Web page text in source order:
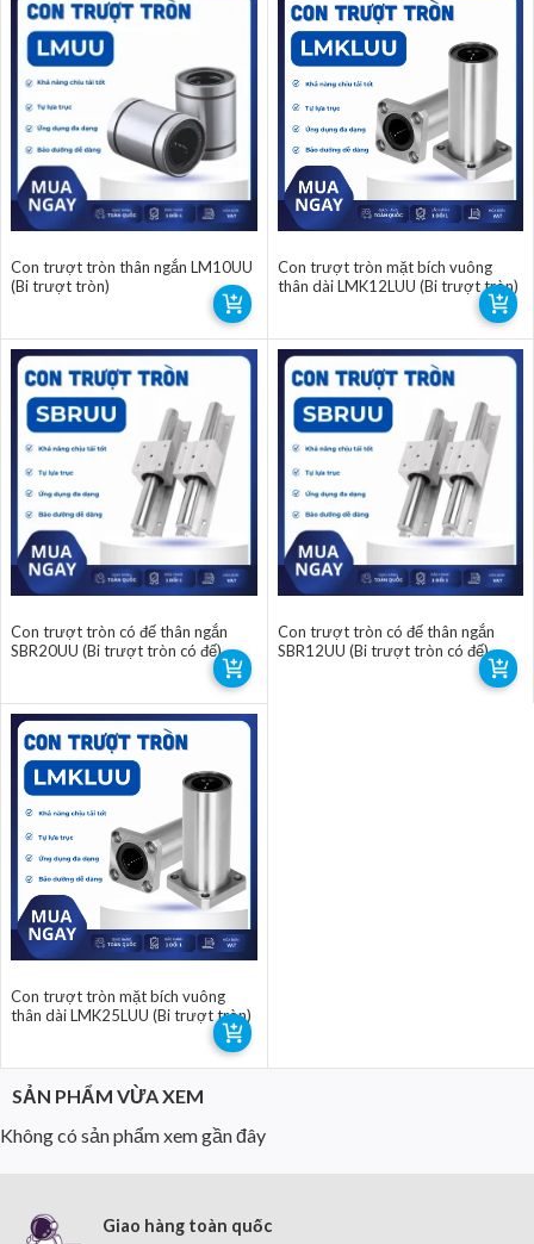
Con trượt tròn thân ngắn LM10UU
(Bi trượt tròn)
Con trượt tròn mặt bích vuông
thân dài LMK12LUU (Bi trượt tròn)
Con trượt tròn có đế thân ngắn
SBR20UU (Bi trượt tròn có đế)
Con trượt tròn có đế thân ngắn
SBR12UU (Bi trượt tròn có đế)
Con trượt tròn mặt bích vuông
thân dài LMK25LUU (Bi trượt tròn)
SẢN PHẨM VỪA XEM
Không có sản phẩm xem gần đây
Giao hàng toàn quốc